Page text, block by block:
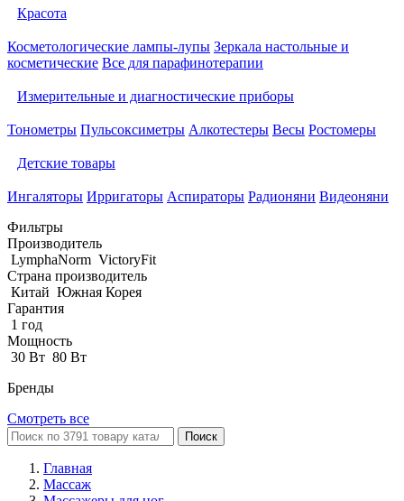
Красота
Косметологические лампы-лупы Зеркала настольные и
косметические Все для парафинотерапии
Измерительные и диагностические приборы
Тонометры Пульсоксиметры Алкотестеры Весы Ростомеры
Детские товары
Ингаляторы Ирригаторы Аспираторы Радионяни Видеоняни
Фильтры
Производитель
LymphaNorm VictoryFit
Страна производитель
Китай Южная Корея
Гарантия
1 год
Мощность
30 Вт 80 Вт
Бренды
Смотреть все
Поиск
Главная
Массаж